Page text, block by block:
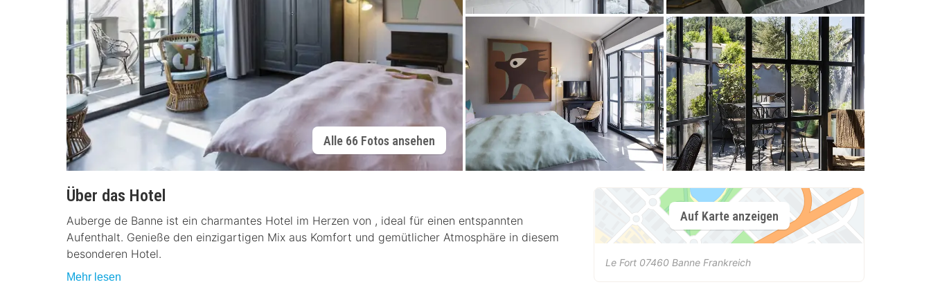
Alle 66 Fotos ansehen
Über das Hotel
Auberge de Banne ist ein charmantes Hotel im Herzen von , ideal für einen entspannten
Aufenthalt. Genieße den einzigartigen Mix aus Komfort und gemütlicher Atmosphäre in diesem
besonderen Hotel.
Mehr lesen
Auf Karte anzeigen
Le Fort 07460 Banne Frankreich